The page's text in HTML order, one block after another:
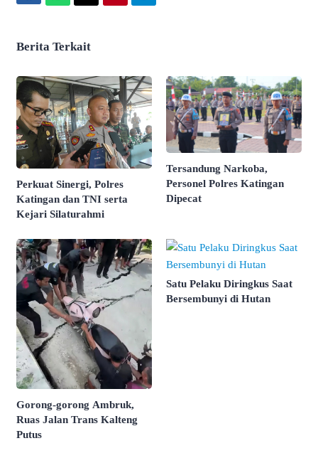
Berita Terkait
Perkuat Sinergi, Polres
Katingan dan TNI serta
Kejari Silaturahmi
Tersandung Narkoba,
Personel Polres Katingan
Dipecat
Gorong-gorong Ambruk,
Ruas Jalan Trans Kalteng
Putus
Satu Pelaku Diringkus Saat
Bersembunyi di Hutan